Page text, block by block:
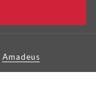
Amadeus